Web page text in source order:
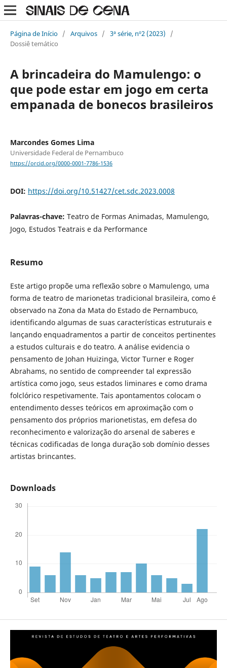
Página de Início / Arquivos / 3ª série, nº2 (2023)
/
Dossiê temático
A brincadeira do Mamulengo: o
que pode estar em jogo em certa
empanada de bonecos brasileiros
Marcondes Gomes Lima
Universidade Federal de Pernambuco
https://orcid.org/0000-0001-7786-1536
DOI: https://doi.org/10.51427/cet.sdc.2023.0008
Palavras-chave: Teatro de Formas Animadas, Mamulengo,
Jogo, Estudos Teatrais e da Performance
Resumo
Este artigo propõe uma reflexão sobre o Mamulengo, uma
forma de teatro de marionetas tradicional brasileira, como é
observado na Zona da Mata do Estado de Pernambuco,
identificando algumas de suas características estruturais e
lançando enquadramentos a partir de conceitos pertinentes
a estudos culturais e do teatro. A análise evidencia o
pensamento de Johan Huizinga, Victor Turner e Roger
Abrahams, no sentido de compreender tal expressão
artística como jogo, seus estados liminares e como drama
folclórico respetivamente. Tais apontamentos colocam o
entendimento desses teóricos em aproximação com o
pensamento dos próprios marionetistas, em defesa do
reconhecimento e valorização do arsenal de saberes e
técnicas codificadas de longa duração sob domínio desses
artistas brincantes.
Downloads